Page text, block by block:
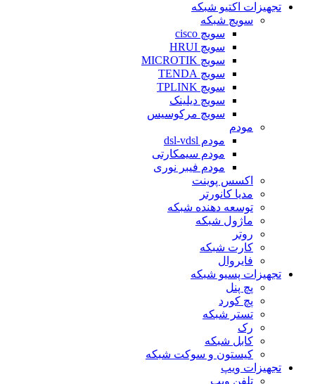
تجهیزات اکتیو شبکه
سویچ شبکه
سویچ cisco
سویچ HRUI
سویچ MICROTIK
سویچ TENDA
سویچ TPLINK
سویچ دیلینک
سویچ مرکوسیس
مودم
مودم dsl-vdsl
مودم سیمکارتی
مودم فیبر نوری
اکسس پوینت
مدیا کانورتر
توسعه دهنده شبکه
ماژول شبکه
روتر
کارت شبکه
فایروال
تجهیزات پسیو شبکه
پچ پنل
پچ کورد
تستر شبکه
رک
کابل شبکه
کیستون و سوکت شبکه
تجهیزات ویپ
تلفن ویپ